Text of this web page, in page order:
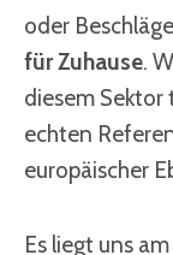
oder
für Zuhause.
diesem Sektor
echten
europäischer
Es liegt uns